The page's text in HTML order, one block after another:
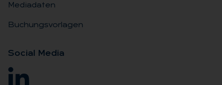
Mediadaten
Buchungsvorlagen
So­ci­al Me­dia